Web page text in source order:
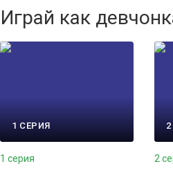
Играй как
1 СЕРИЯ
1 серия 2